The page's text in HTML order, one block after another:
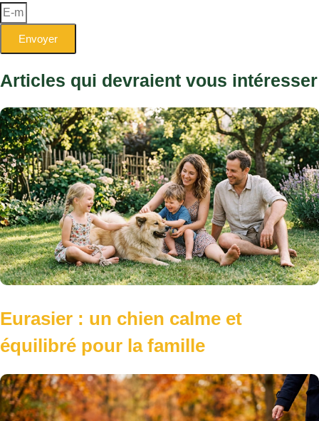
Envoyer
Articles qui devraient vous intéresser
Eurasier : un chien calme et
équilibré pour la famille